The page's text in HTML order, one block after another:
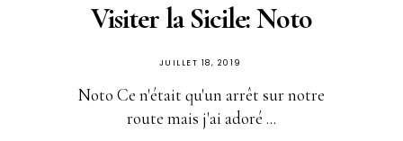
Visiter la Sicile: Noto
PUBLIÉ
JUILLET 18, 2019
Noto Ce n'était qu'un arrêt sur notre
route mais j'ai adoré ...